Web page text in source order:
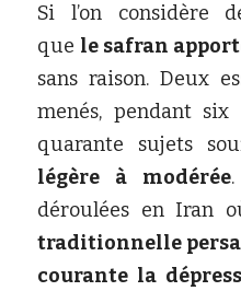
Si l’on considère
que le safran
sans raison. Deux
menés, pendant six
quarante sujets
légère à modérée
déroulées en Iran
traditionnelle
courante la